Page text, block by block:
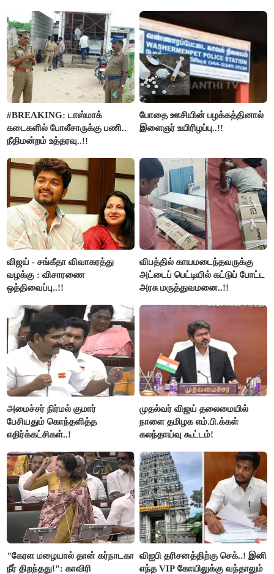
#BREAKING: டாஸ்மாக்
கடைகளில் போலீசாருக்கு பணி..
நீதிமன்றம் உத்தரவு..!!
போதை ஊசியின் பழக்கத்தினால்
இளைஞர் உயிரிழப்பு..!!
விஜய் - சங்கீதா விவாகரத்து
வழக்கு : விசாரணை
ஒத்திவைப்பு..!!
விபத்தில் காயமடைந்தவருக்கு
அட்டைப் பெட்டியில் கட்டுப் போட்ட
அரசு மருத்துவமனை..!!
அமைச்சர் நிர்மல் குமார்
பேசியதும் கொந்தளித்த
எதிர்க்கட்சிகள்..!
முதல்வர் விஜய் தலைமையில்
நாளை தமிழக எம்.பி.க்கள்
கலந்தாய்வு கூட்டம்!
"கேரள மழையால் தான் கர்நாடகா
நீர் திறந்தது!": காவிரி
விஐபி தரிசனத்திற்கு செக்..! இனி
எந்த VIP கோயிலுக்கு வந்தாலும்